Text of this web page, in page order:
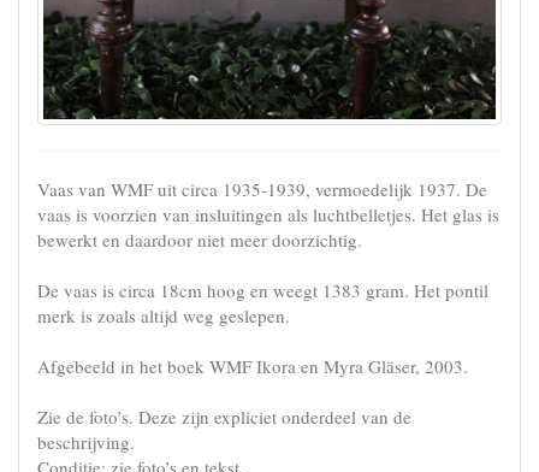
Vaas van WMF uit circa 1935-1939, vermoedelijk 1937. De
vaas is voorzien van insluitingen als luchtbelletjes. Het glas is
bewerkt en daardoor niet meer doorzichtig.
De vaas is circa 18cm hoog en weegt 1383 gram. Het pontil
merk is zoals altijd weg geslepen.
Afgebeeld in het boek WMF Ikora en Myra Gläser, 2003.
Zie de foto’s. Deze zijn expliciet onderdeel van de
beschrijving.
Conditie: zie foto’s en tekst.